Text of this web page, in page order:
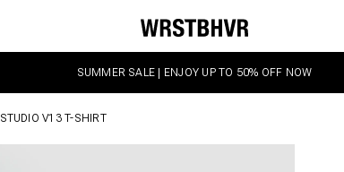
SUMMER SALE | ENJOY UP TO 50% OFF NOW
STUDIO V13 T-SHIRT